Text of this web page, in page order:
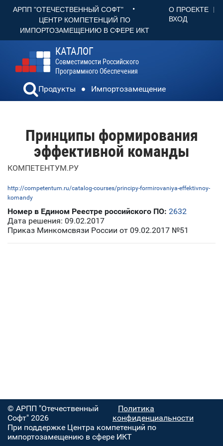
АРПП "ОТЕЧЕСТВЕННЫЙ СОФТ" •
ЦЕНТР КОМПЕТЕНЦИЙ ПО
ИМПОРТОЗАМЕЩЕНИЮ В СФЕРЕ ИКТ
О ПРОЕКТЕ
ВХОД
КАТАЛОГ
Совместимости Российского
Программного Обеспечения
Продукты Импортозамещение
Принципы формирования
эффективной команды
КОМПЕТЕНТУМ.РУ
http://competentum.ru/catalog-courses/principy-formirovaniya-effektivnoy-
komandy
Номер в Едином Реестре российского ПО: 2632
Дата решения: 09.02.2017
Приказ Минкомсвязи России от 09.02.2017 №51
© АРПП "Отечественный
Софт" 2026
Политика
конфиденциальности
При поддержке Центра компетенций по
импортозамещению в сфере ИКТ